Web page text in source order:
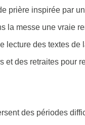
prière inspirée par
la messe une vraie
lecture des textes de
et des retraites pour
des périodes